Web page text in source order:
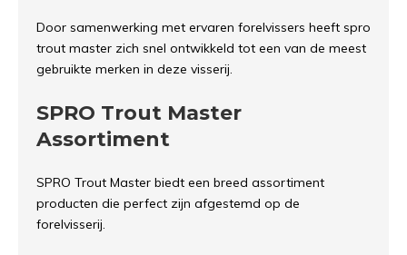
Door samenwerking met ervaren forelvissers heeft spro
trout master zich snel ontwikkeld tot een van de meest
gebruikte merken in deze visserij.
SPRO Trout Master
Assortiment
SPRO Trout Master biedt een breed assortiment
producten die perfect zijn afgestemd op de
forelvisserij.